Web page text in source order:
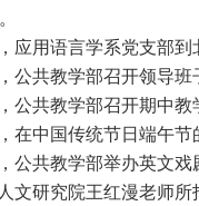
应用语言学系党支部到
公共教学部召开领导班
公共教学部召开期中
在中国传统节日端午节
公共教学部举办英文戏
文研究院王红漫老师